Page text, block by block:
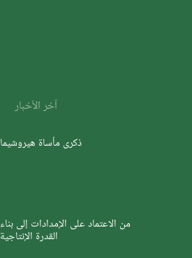
آخر الأخبار
ذكرى مأساة هيروشيما
من الاعتماد على الإمدادات إلى بناء
القدرة الإنتاجية